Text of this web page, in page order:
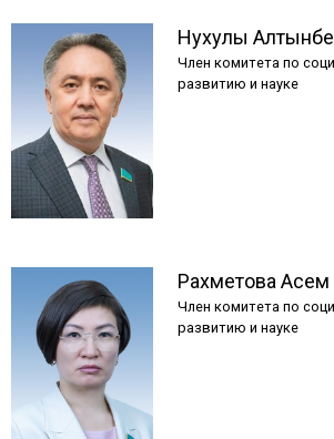
Нухулы
Член комитета по
развитию и науке
РахметоваАсем
Член комитета по
развитию и науке